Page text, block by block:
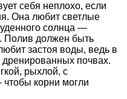
себя неплохо, если
Она любит светлые
солнца —
Полив должен быть
застоя воды, ведь в
почвах.
рыхлой, с
корни могли